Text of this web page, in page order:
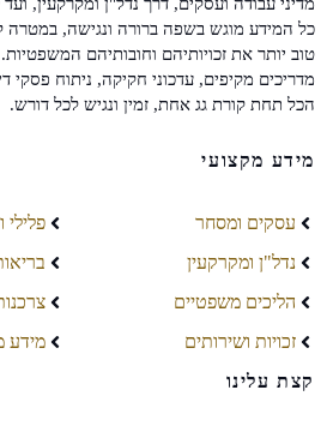
כל המידע מוגש בשפה ברורה ונגישה, במטרה
טוב יותר את זכויותיהם וחובותיהם
מדריכים מקיפים, עדכוני חקיקה, ניתוח פסקי
הכל תחת קורת גג אחת, זמין ונגיש לכל דורש.
מידע מקצועי
עסקים ומסחר
נדל"ן ומקרקעין
הליכים משפטיים
זכויות ושירותים
פלילי
מידע
קצת עלינו